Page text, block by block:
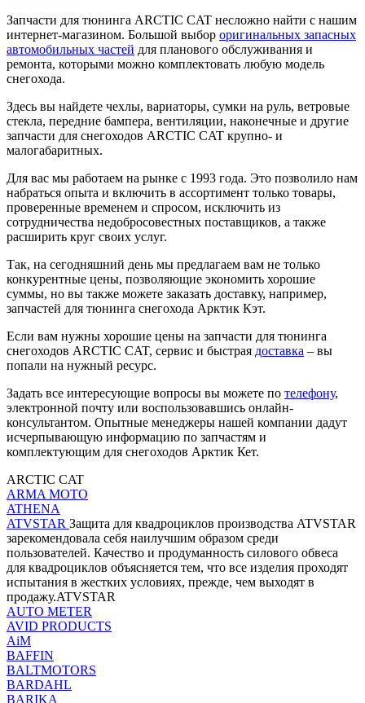
Запчасти для тюнинга ARCTIC CAT несложно найти с нашим
интернет-магазином. Большой выбор оригинальных запасных
автомобильных частей для планового обслуживания и
ремонта, которыми можно комплектовать любую модель
снегохода.
Здесь вы найдете чехлы, вариаторы, сумки на руль, ветровые
стекла, передние бампера, вентиляции, наконечные и другие
запчасти для снегоходов ARCTIC CAT крупно- и
малогабаритных.
Для вас мы работаем на рынке с 1993 года. Это позволило нам
набраться опыта и включить в ассортимент только товары,
проверенные временем и спросом, исключить из
сотрудничества недобросовестных поставщиков, а также
расширить круг своих услуг.
Так, на сегодняшний день мы предлагаем вам не только
конкурентные цены, позволяющие экономить хорошие
суммы, но вы также можете заказать доставку, например,
запчастей для тюнинга снегохода Арктик Кэт.
Если вам нужны хорошие цены на запчасти для тюнинга
снегоходов ARCTIC CAT, сервис и быстрая доставка – вы
попали на нужный ресурс.
Задать все интересующие вопросы вы можете по телефону,
электронной почту или воспользовавшись онлайн-
консультантом. Опытные менеджеры нашей компании дадут
исчерпывающую информацию по запчастям и
комплектующим для снегоходов Арктик Кет.
ARCTIC CAT
ARMA MOTO
ATHENA
ATVSTAR Защита для квадроциклов производства ATVSTAR
зарекомендовала себя наилучшим образом среди
пользователей. Качество и продуманность силового обвеса
для квадроциклов объясняется тем, что все изделия проходят
испытания в жестких условиях, прежде, чем выходят в
продажу.ATVSTAR
AUTO METER
AVID PRODUCTS
AiM
BAFFIN
BALTMOTORS
BARDAHL
BARIKA